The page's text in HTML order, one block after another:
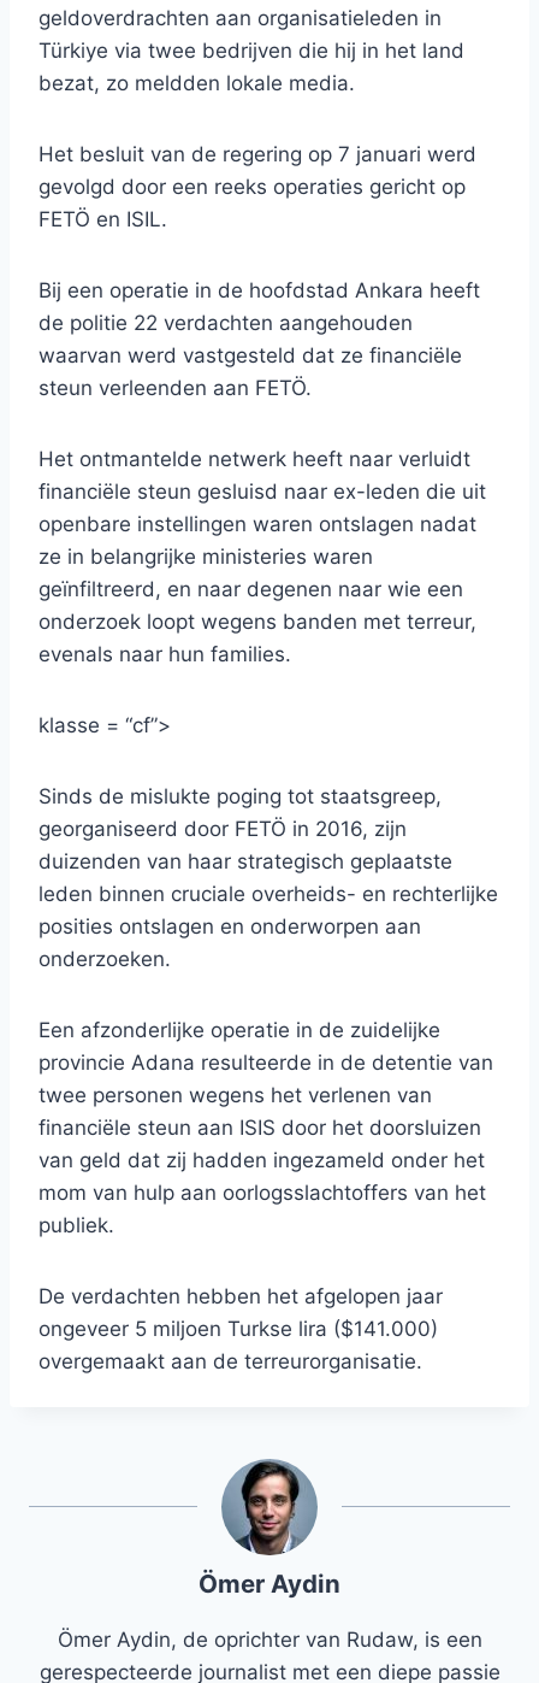
geldoverdrachten aan organisatieleden in
Türkiye via twee bedrijven die hij in het land
bezat, zo meldden lokale media.
Het besluit van de regering op 7 januari werd
gevolgd door een reeks operaties gericht op
FETÖ en ISIL.
Bij een operatie in de hoofdstad Ankara heeft
de politie 22 verdachten aangehouden
waarvan werd vastgesteld dat ze financiële
steun verleenden aan FETÖ.
Het ontmantelde netwerk heeft naar verluidt
financiële steun gesluisd naar ex-leden die uit
openbare instellingen waren ontslagen nadat
ze in belangrijke ministeries waren
geïnfiltreerd, en naar degenen naar wie een
onderzoek loopt wegens banden met terreur,
evenals naar hun families.
klasse = “cf”>
Sinds de mislukte poging tot staatsgreep,
georganiseerd door FETÖ in 2016, zijn
duizenden van haar strategisch geplaatste
leden binnen cruciale overheids- en rechterlijke
posities ontslagen en onderworpen aan
onderzoeken.
Een afzonderlijke operatie in de zuidelijke
provincie Adana resulteerde in de detentie van
twee personen wegens het verlenen van
financiële steun aan ISIS door het doorsluizen
van geld dat zij hadden ingezameld onder het
mom van hulp aan oorlogsslachtoffers van het
publiek.
De verdachten hebben het afgelopen jaar
ongeveer 5 miljoen Turkse lira ($141.000)
overgemaakt aan de terreurorganisatie.
Ömer Aydin
Ömer Aydin, de oprichter van Rudaw, is een
gerespecteerde journalist met een diepe passie